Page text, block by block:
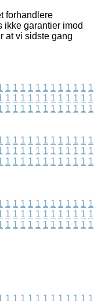
forhandlere
garantier imod
at vi sidste gang
1 1 1 1 1 1 1 1 1 1 1 1
1 1 1 1 1 1 1 1 1 1 1 1
1 1 1 1 1 1 1 1 1 1 1 1
1 1 1 1 1 1 1 1 1 1 1 1
1 1 1 1 1 1 1 1 1 1 1 1
1 1 1 1 1 1 1 1 1 1 1 1
1 1 1 1 1 1 1 1 1 1 1 1
1 1 1 1 1 1 1 1 1 1 1 1
1 1 1 1 1 1 1 1 1 1 1 1
1 1 1 1 1 1 1 1 1 1 1 1